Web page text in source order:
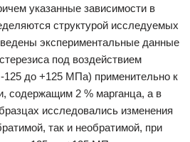
указанные зависимости в
структурой исследуемых
экспериментальные данные
под воздействием
125 до +125 МПа) применительно к
содержащим 2 % марганца, а в
исследовались изменения
так и необратимой, при